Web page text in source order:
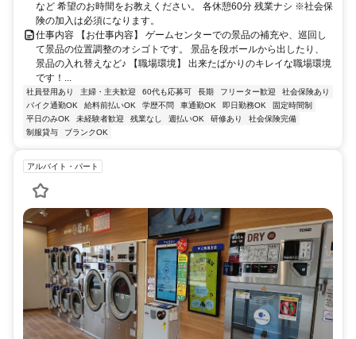
など 希望のお時間をお教えください。 各休憩60分 残業ナシ ※社会保
険の加入は必須になります。
仕事内容 【お仕事内容】 ゲームセンターでの景品の補充や、巡回し
て景品の位置調整のオシゴトです。 景品を段ボールから出したり、
景品の入れ替えなど♪ 【職場環境】 出来たばかりのキレイな職場環境
です！...
社員登用あり 主婦・主夫歓迎 60代も応募可 長期 フリーター歓迎
社会保険あり
バイク通勤OK
給料前払いOK 学歴不問 車通勤OK 即日勤務OK
固定時間制
平日のみOK
未経験者歓迎 残業なし 週払いOK 研修あり
社会保険完備
制服貸与
ブランクOK
アルバイト・パート